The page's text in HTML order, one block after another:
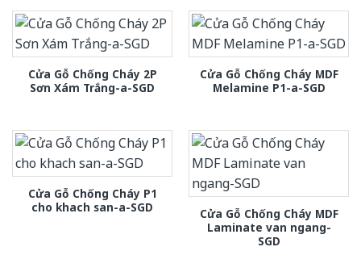
Cửa Gỗ Chống Cháy 2P
Sơn Xám Trắng-a-SGD
Cửa Gỗ Chống Cháy MDF
Melamine P1-a-SGD
Cửa Gỗ Chống Cháy P1
cho khach san-a-SGD
Cửa Gỗ Chống Cháy MDF
Laminate van ngang-
SGD